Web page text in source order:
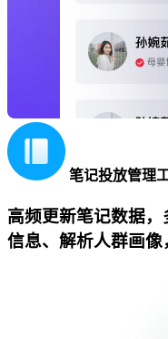
笔记投放管理
高频更新笔记数据
信息、解析人群画像